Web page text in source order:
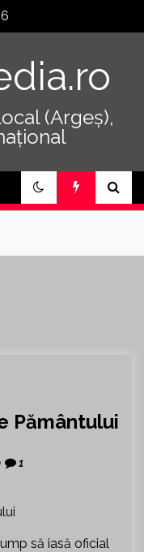
(Argeș),
Pământului
1
să iasă oficial